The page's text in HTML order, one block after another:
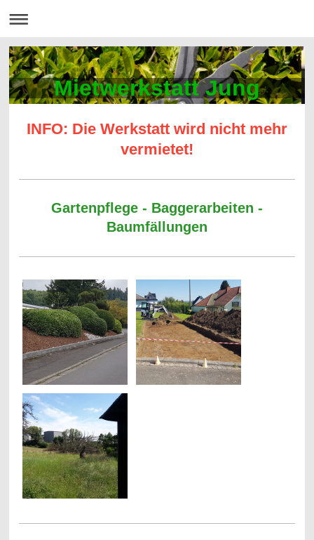
Mietwerkstatt Jung
INFO: Die Werkstatt wird nicht mehr
vermietet!
Gartenpflege - Baggerarbeiten -
Baumfällungen